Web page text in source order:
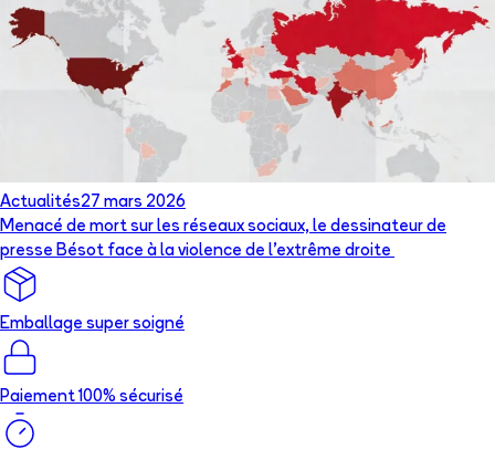
Actualités27 mars 2026
Menacé de mort sur les réseaux sociaux, le dessinateur de
presse Bésot face à la violence de l’extrême droite
Emballage super soigné
Paiement 100% sécurisé